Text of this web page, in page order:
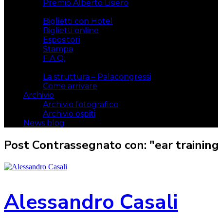
Premio Alberto Lisiero
Biglietti con Hotel
Biglietti online
Espositori
Stampa
F.A.Q.
La struttura – Palacongressi
Come arrivare
Archivio
Archivio fotografico
Archivio ospiti
News blog
Post Contrassegnato con: "ear
Alessandro Casali